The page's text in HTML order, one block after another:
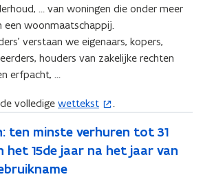
… van woningen die onder meer
een woonmaatschappij.
verstaan we eigenaars, kopers,
houders van zakelijke rechten
erfpacht, …
volledige wettekst
(
p
e
n
.
ten minste verhuren tot 31
het 15de jaar na het jaar van